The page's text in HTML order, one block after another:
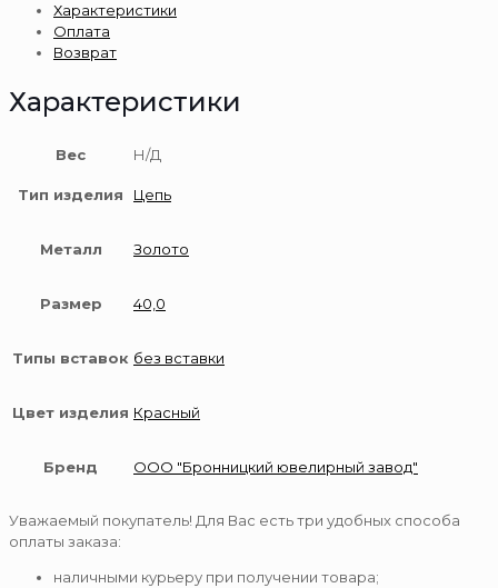
пробы
Характеристики
Оплата
Возврат
Характеристики
Вес Н/Д
Тип изделия Цепь
Металл Золото
Размер 40,0
Типы вставок без вставки
Цвет изделия Красный
Бренд ООО "Бронницкий ювелирный завод"
Уважаемый покупатель! Для Вас есть три удобных способа
оплаты заказа:
наличными курьеру при получении товара;